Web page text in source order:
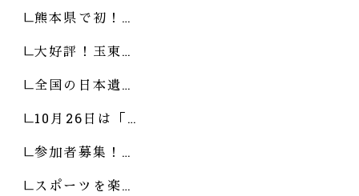
熊本県で初！…
大好評！玉東…
全国の日本遺…
10月26日は「…
参加者募集！…
スポーツを楽…